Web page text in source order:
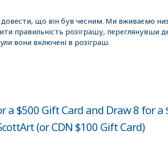
що він був чесним. Ми вживаємо
правильність розіграшу, переглянувши
вони включені в розіграш.
a $500 Gift Card and Draw 8 for
(or CDN $100 Gift Card)